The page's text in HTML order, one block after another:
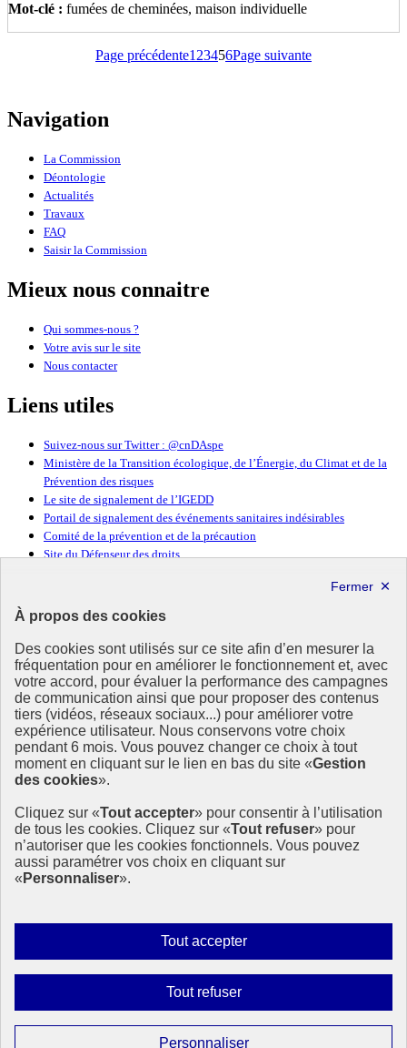
Mot-clé : fumées de cheminées, maison individuelle
Page précédentePage
1 Page
2Page
3Page
45Page
6Page suivante
Navigation
La Commission
Déontologie
Actualités
Travaux
FAQ
Saisir la Commission
Mieux nous connaitre
Qui sommes-nous ?
Votre avis sur le site
Nous contacter
Liens utiles
Suivez-nous sur Twitter : @cnDAspe
Ministère de la Transition écologique, de l’Énergie, du Climat et de la
Prévention des risques
Le site de signalement de l’IGEDD
Portail de signalement des événements sanitaires indésirables
Comité de la prévention et de la précaution
Site du Défenseur des droits
Déontologie
et Alertes
en santé publique
et environnement
La cnDAspe est une institution indépendante œuvrant à renforcer la
environnement.
info.gouv.fr - ouvre une nouvelle fenêtre
service-public.fr- ouvre une nouvelle fenêtre
legifrance.gouv.fr
- ouvre une nouvelle fenêtre
Plan du site
Accessibilité : non conforme
Données personnelles
Sauf mention contraire, tous les textes de ce site sont sous
À propos des cookies
Des cookies sont utilisés sur ce site afin d’en mesurer la
fréquentation pour en améliorer le fonctionnement et, avec
votre accord, pour évaluer la performance des campagnes
de communication ainsi que pour proposer des contenus
tiers (vidéos, réseaux sociaux...) pour améliorer votre
expérience utilisateur. Nous conservons votre choix
pendant 6 mois. Vous pouvez changer ce choix à tout
moment en cliquant sur le lien en bas du site «Gestion
des cookies».
Cliquez sur «Tout accepter» pour consentir à l’utilisation
de tous les cookies. Cliquez sur «Tout refuser» pour
n’autoriser que les cookies fonctionnels. Vous pouvez
aussi paramétrer vos choix en cliquant sur
« Personnaliser».
Tout accepterAutoriser
tous
Tout refuserInterdire
tous
PersonnaliserParamétrer